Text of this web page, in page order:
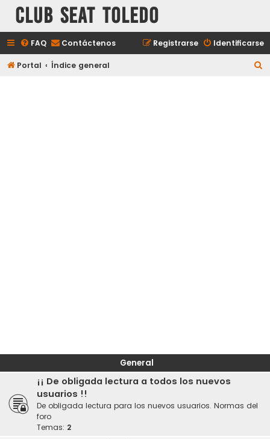
Club Seat Toledo
FAQ Contáctenos Identificarse
Registrarse
Portal Índice general
General
¡¡ De obligada lectura a todos los nuevos
usuarios !!
De obligada lectura para los nuevos usuarios. Normas del
foro
Temas: 2